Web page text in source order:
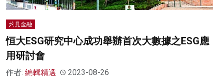
灼見金融
恒大ESG研究中心成功舉辦首次大數據之ESG應
用研討會
作者: 編輯精選 2023-08-26